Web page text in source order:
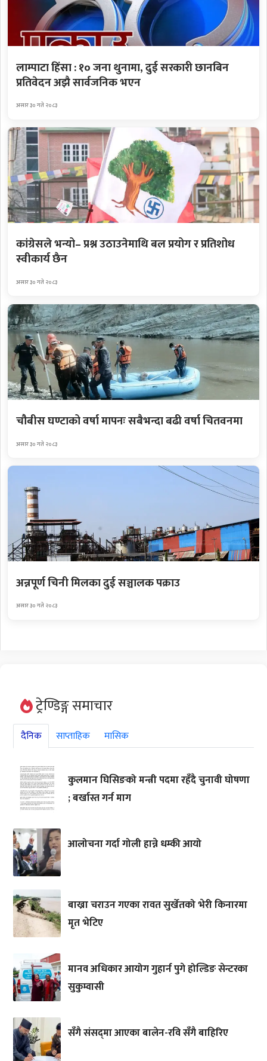
लाम्पाटा हिंसा : १० जना थुनामा, दुई सरकारी छानबिन
प्रतिवेदन अझै सार्वजनिक भएन
असार ३० गते २०८३
कांग्रेसले भन्यो– प्रश्न उठाउनेमाथि बल प्रयोग र प्रतिशोध
स्वीकार्य छैन
असार ३० गते २०८३
चौबीस घण्टाको वर्षा मापनः सबैभन्दा बढी वर्षा चितवनमा
असार ३० गते २०८३
अन्नपूर्ण चिनी मिलका दुई सञ्चालक पक्राउ
असार ३० गते २०८३
ट्रेण्डिङ्ग समाचार
दैनिक साप्ताहिक मासिक
कुलमान घिसिङको मन्त्री पदमा रहँदै चुनावी घोषणा
; बर्खास्त गर्न माग
आलोचना गर्दा गोली हान्ने धम्की आयो
बाख्रा चराउन गएका रावत सुर्खेतको भेरी किनारमा
मृत भेटिए
मानव अधिकार आयोग गुहार्न पुगे होल्डिङ सेन्टरका
सुकुम्वासी
सँगै संसद्‌मा आएका बालेन-रवि सँगै बाहिरिए